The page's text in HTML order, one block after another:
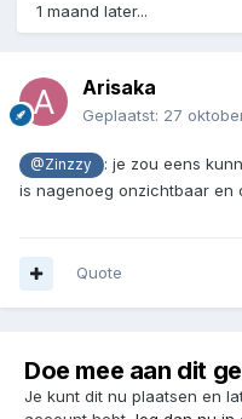
1 maand later...
Arisaka
Geplaatst: 27
@Zinzzy
: je zou eens
is nagenoeg onzichtbaar en
Quote
Doe mee aan dit
Je kunt dit nu plaatsen en